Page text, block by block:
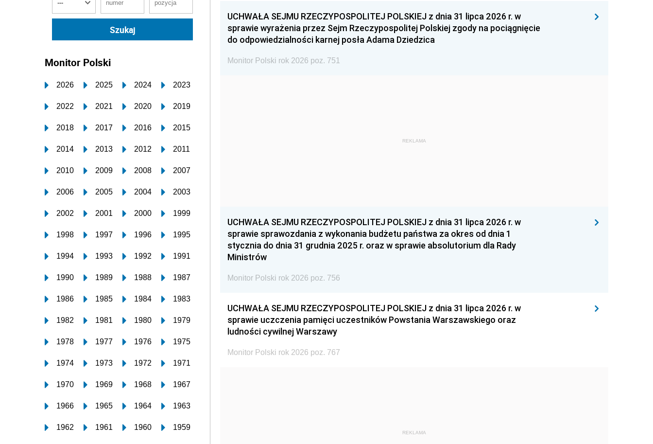
Monitor Polski
2026 2025 2024 2023
2022 2021 2020 2019
2018 2017 2016 2015
2014 2013 2012 2011
2010 2009 2008 2007
2006 2005 2004 2003
2002 2001 2000 1999
1998 1997 1996 1995
1994 1993 1992 1991
1990 1989 1988 1987
1986 1985 1984 1983
1982 1981 1980 1979
1978 1977 1976 1975
1974 1973 1972 1971
1970 1969 1968 1967
1966 1965 1964 1963
1962 1961 1960 1959
UCHWAŁA SEJMU RZECZYPOSPOLITEJ POLSKIEJ z dnia 31 lipca 2026 r. w
sprawie wyrażenia przez Sejm Rzeczypospolitej Polskiej zgody na pociągnięcie
do odpowiedzialności karnej posła Adama Dziedzica
Monitor Polski rok 2026 poz. 751
REKLAMA
UCHWAŁA SEJMU RZECZYPOSPOLITEJ POLSKIEJ z dnia 31 lipca 2026 r. w
sprawie sprawozdania z wykonania budżetu państwa za okres od dnia 1
stycznia do dnia 31 grudnia 2025 r. oraz w sprawie absolutorium dla Rady
Ministrów
Monitor Polski rok 2026 poz. 756
UCHWAŁA SEJMU RZECZYPOSPOLITEJ POLSKIEJ z dnia 31 lipca 2026 r. w
sprawie uczczenia pamięci uczestników Powstania Warszawskiego oraz
ludności cywilnej Warszawy
Monitor Polski rok 2026 poz. 767
REKLAMA